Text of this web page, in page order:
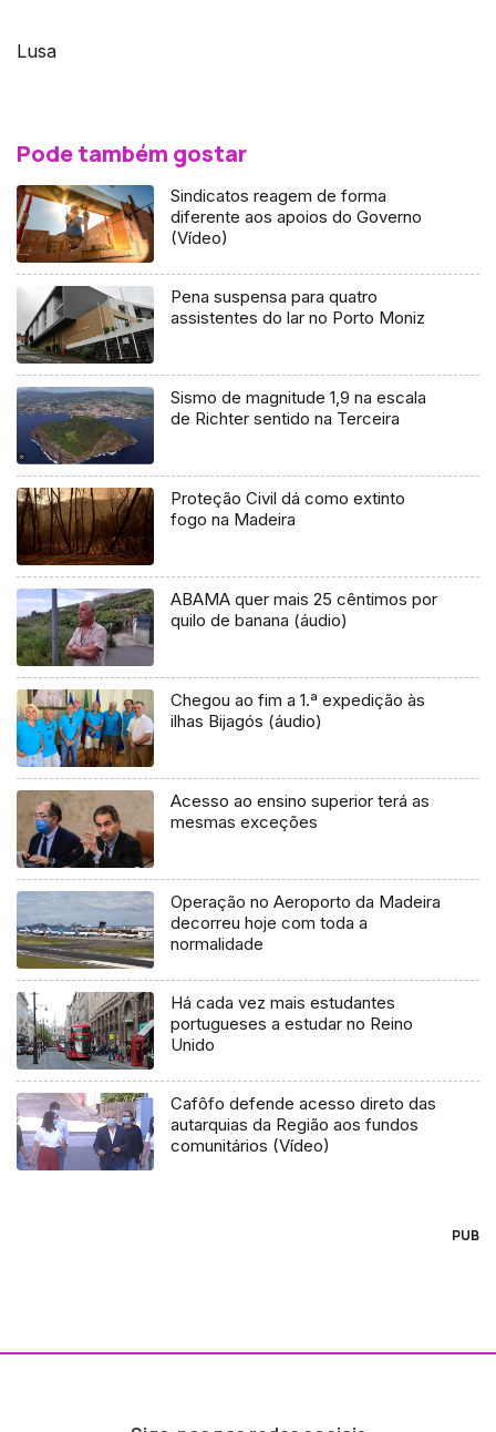
Lusa
Pode também gostar
Sindicatos reagem de forma
diferente aos apoios do Governo
(Vídeo)
Pena suspensa para quatro
assistentes do lar no Porto Moniz
Sismo de magnitude 1,9 na escala
de Richter sentido na Terceira
Proteção Civil dá como extinto
fogo na Madeira
ABAMA quer mais 25 cêntimos por
quilo de banana (áudio)
Chegou ao fim a 1.ª expedição às
ilhas Bijagós (áudio)
Acesso ao ensino superior terá as
mesmas exceções
Operação no Aeroporto da Madeira
decorreu hoje com toda a
normalidade
Há cada vez mais estudantes
portugueses a estudar no Reino
Unido
Cafôfo defende acesso direto das
autarquias da Região aos fundos
comunitários (Vídeo)
PUB